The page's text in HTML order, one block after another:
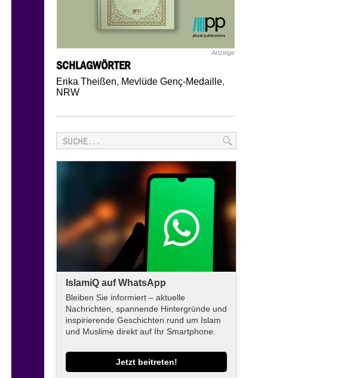
Anzeige
SCHLAGWÖRTER
Erika Theißen, Mevlüde Genç-Medaille,
NRW
IslamiQ auf WhatsApp
Bleiben Sie informiert – aktuelle
Nachrichten, spannende Hintergründe und
inspirierende Geschichten rund um Islam
und Muslime direkt auf Ihr Smartphone.
Jetzt beitreten!